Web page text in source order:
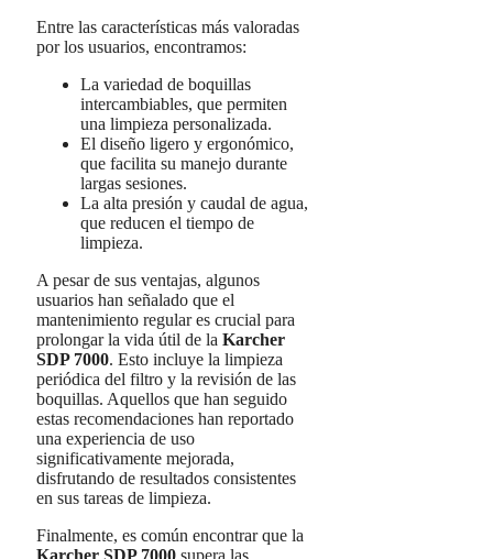
Entre las características más valoradas
por los usuarios, encontramos:
La variedad de boquillas
intercambiables, que permiten
una limpieza personalizada.
El diseño ligero y ergonómico,
que facilita su manejo durante
largas sesiones.
La alta presión y caudal de agua,
que reducen el tiempo de
limpieza.
A pesar de sus ventajas, algunos
usuarios han señalado que el
mantenimiento regular es crucial para
prolongar la vida útil de la Karcher
SDP 7000. Esto incluye la limpieza
periódica del filtro y la revisión de las
boquillas. Aquellos que han seguido
estas recomendaciones han reportado
una experiencia de uso
significativamente mejorada,
disfrutando de resultados consistentes
en sus tareas de limpieza.
Finalmente, es común encontrar que la
Karcher SDP 7000 supera las